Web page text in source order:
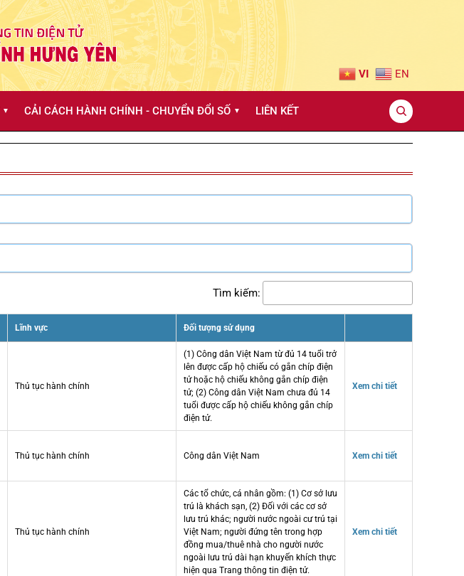
VI EN
▼ CẢI CÁCH HÀNH CHÍNH - CHUYỂN ĐỔI SỐ ▼ LIÊN KẾT
Tìm kiếm:
Lĩnh vực Đối tượng sử dụng
Thủ tục hành chính
(1) Công dân Việt Nam từ đủ 14 tuổi trở
lên được cấp hộ chiếu có gắn chíp điện
tử hoặc hộ chiếu không gắn chíp điện
tử; (2) Công dân Việt Nam chưa đủ 14
tuổi được cấp hộ chiếu không gắn chíp
điện tử.
Xem chi tiết
Thủ tục hành chính Công dân Việt Nam Xem chi tiết
Thủ tục hành chính
Các tổ chức, cá nhân gồm: (1) Cơ sở lưu
trú là khách sạn, (2) Đối với các cơ sở
lưu trú khác; người nước ngoài cư trú tại
Việt Nam; người đứng tên trong hợp
đồng mua/thuê nhà cho người nước
ngoài lưu trú dài hạn khuyến khích thực
hiện qua Trang thông tin điện tử.
Xem chi tiết